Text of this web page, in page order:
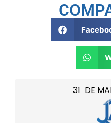
31 DE